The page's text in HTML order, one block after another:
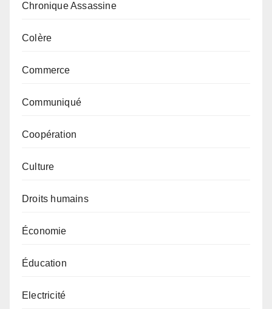
Chronique Assassine
Colère
Commerce
Communiqué
Coopération
Culture
Droits humains
Économie
Éducation
Electricité